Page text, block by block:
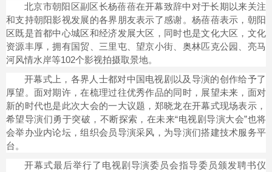
北京市朝阳区副区长杨蓓蓓在开幕致辞中对于长期以来关注
和支持朝阳影视发展的各界朋友表示了感谢。杨蓓蓓表示，朝阳
区既是首都中心城区和经济发展大区，同时也是文化大区，文化
资源丰厚，拥有国贸、三里屯、望京小街、奥林匹克公园、亮马
河风情水岸等102个影视拍摄取景地。
开幕式上，各界人士都对中国电视剧以及导演的创作给予了
厚望。面对期许，在梳理过往优秀作品的同时，展望未来，面对
新的时代也是此次大会的一大议题，郑晓龙在开幕式现场表示，
希望导演们勇于突破，不断探索，在未来“电视剧导演大会”也将
会举办业内论坛，组织会员导演采风，为导演们搭建技术服务平
台。
开幕式最后举行了电视剧导演委员会指导委员颁发聘书仪